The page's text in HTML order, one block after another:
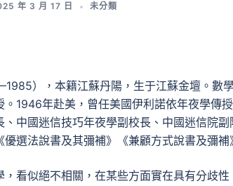
年 3 月 17 日 未分類
），本籍江蘇丹陽，生于江蘇金壇。數
。1946年赴美，曾任美國伊利諾依年夜學傳
、中國迷信技巧年夜學副校長、中國迷信院
優選法說書及其彌補》《兼顧方式說書及彌補
，看似絕不相關，在某些方面實在具有分歧